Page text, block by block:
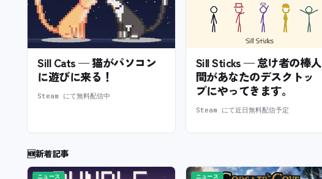
Sill Cats — 猫がパソコン
に遊びに来る！
Steam にて無料配信中
Sill Sticks — 怠け者の棒人
間があなたのデスクトッ
プにやってきます。
Steam にて近日無料配信予定
🆕新着記事
ニュース ニュース